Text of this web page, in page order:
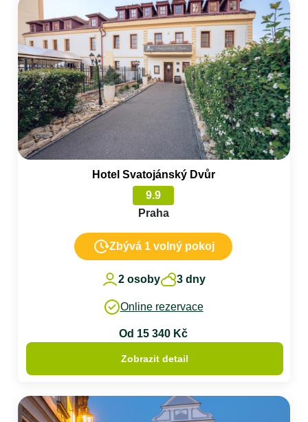
Hotel Svatojánský Dvůr
9.9
Praha
Zbývá 1 volný pokoj
2 osoby 3 dny
Online rezervace
Od 15 340 Kč
Zobrazit detail